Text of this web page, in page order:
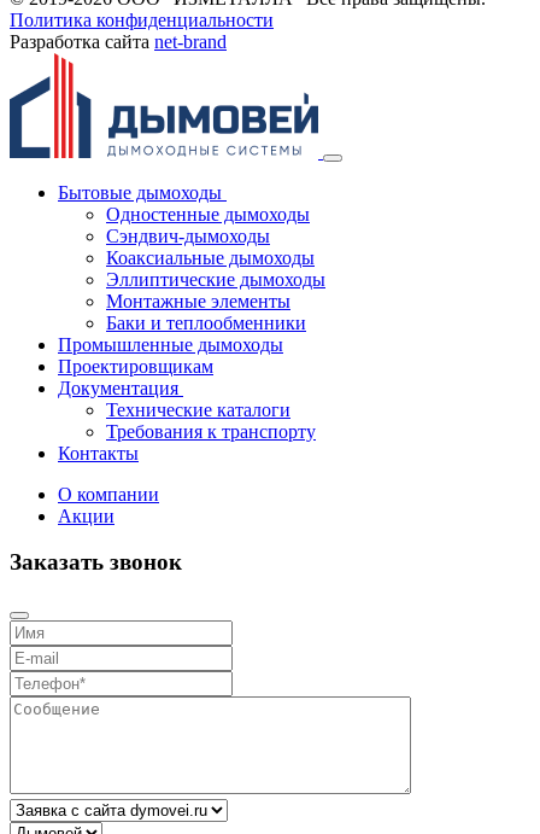
Политика конфиденциальности
Разработка сайта net-brand
Бытовые дымоходы
Одностенные дымоходы
Сэндвич-дымоходы
Коаксиальные дымоходы
Эллиптические дымоходы
Монтажные элементы
Баки и теплообменники
Промышленные дымоходы
Проектировщикам
Документация
Технические каталоги
Требования к транспорту
Контакты
О компании
Акции
Заказать звонок